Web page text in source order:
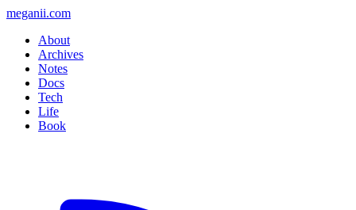
meganii.com
About
Archives
Notes
Docs
Tech
Life
Book